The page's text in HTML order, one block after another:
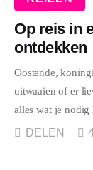
Op reis in
ontdekken
Oostende,
uitwaaien of er
alles wat je
DELEN